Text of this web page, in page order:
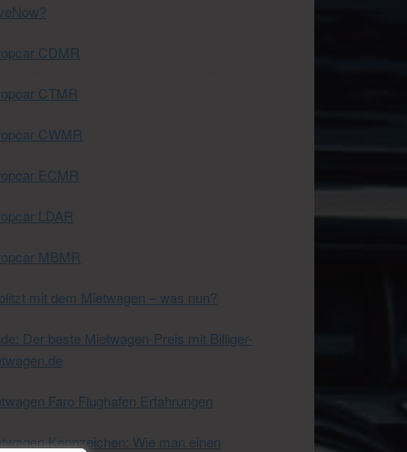
CDMR
CTMR
CWMR
ECMR
LDAR
MBMR
mit dem Mietwagen – was nun?
Der beste Mietwagen-Preis mit Billiger-
Faro Flughafen Erfahrungen
Kennzeichen: Wie man einen